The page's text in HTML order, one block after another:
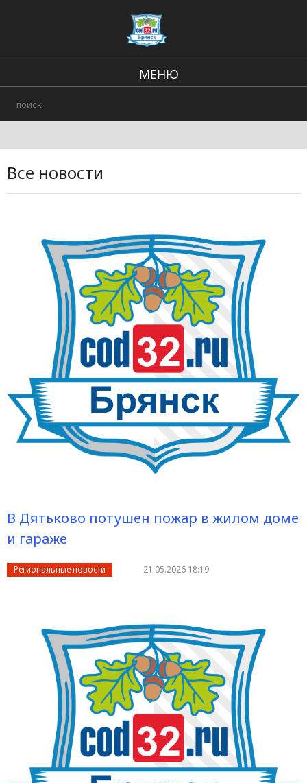
МЕНЮ
Все новости
В Дятьково потушен пожар в жилом доме
и гараже
Региональные новости 21.05.2026 18:19